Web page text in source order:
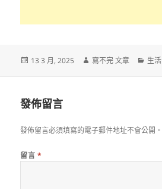
發
13 3 月, 2025
作
寫不完 文章
分
生活
發佈留言
發佈留言必須填寫的電子郵件地址不會公開。
留言 *